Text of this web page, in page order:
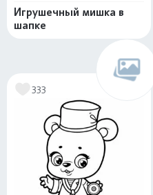
Игрушечный мишка в
шапке
333